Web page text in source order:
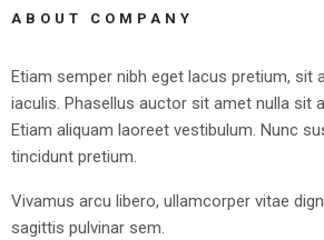
ABOUT COMPANY
Etiam semper nibh eget lacus pretium, sit
iaculis. Phasellus auctor sit amet nulla sit
Etiam aliquam laoreet vestibulum. Nunc
tincidunt pretium.
Vivamus arcu libero, ullamcorper vitae
sagittis pulvinar sem.